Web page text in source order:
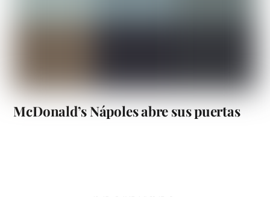
McDonald’s Nápoles abre sus puertas